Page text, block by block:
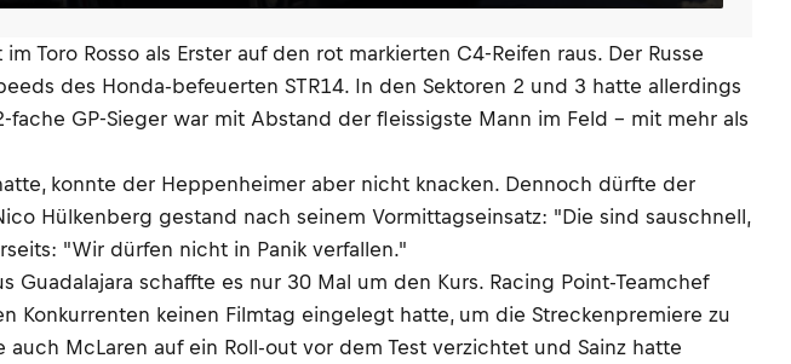
Toro Rosso als Erster auf den rot markierten C4-Reifen raus. Der Russe
des Honda-befeuerten STR14. In den Sektoren 2 und 3 hatte allerdings
GP-Sieger war mit Abstand der fleissigste Mann im Feld – mit mehr als
konnte der Heppenheimer aber nicht knacken. Dennoch dürfte der
Hülkenberg gestand nach seinem Vormittagseinsatz: "Die sind sauschnell,
"Wir dürfen nicht in Panik verfallen."
Guadalajara schaffte es nur 30 Mal um den Kurs. Racing Point-Teamchef
Konkurrenten keinen Filmtag eingelegt hatte, um die Streckenpremiere zu
McLaren auf ein Roll-out vor dem Test verzichtet und Sainz hatte